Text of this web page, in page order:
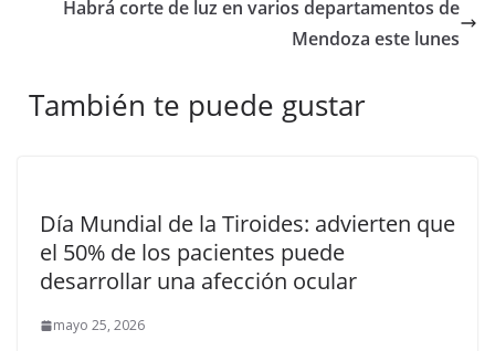
Habrá corte de luz en varios departamentos de
Mendoza este lunes
También te puede gustar
Día Mundial de la Tiroides: advierten que
el 50% de los pacientes puede
desarrollar una afección ocular
mayo 25, 2026